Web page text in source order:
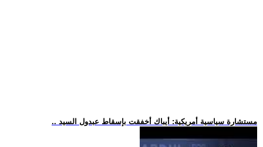
.. مستشارة سياسية أمريكية: أيباك أخفقت بإسقاط عبدول السيد